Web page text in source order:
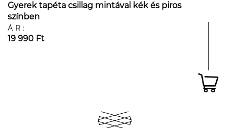
Gyerek tapéta csillag mintával kék és piros
színben
ÁR:
19 990 Ft